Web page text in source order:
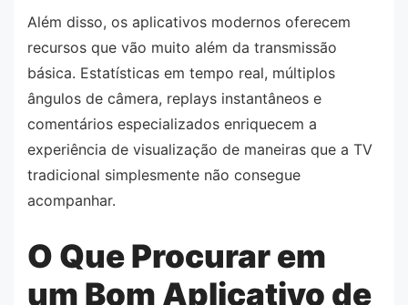
Além disso, os aplicativos modernos oferecem
recursos que vão muito além da transmissão
básica. Estatísticas em tempo real, múltiplos
ângulos de câmera, replays instantâneos e
comentários especializados enriquecem a
experiência de visualização de maneiras que a TV
tradicional simplesmente não consegue
acompanhar.
O Que Procurar em
um Bom Aplicativo de